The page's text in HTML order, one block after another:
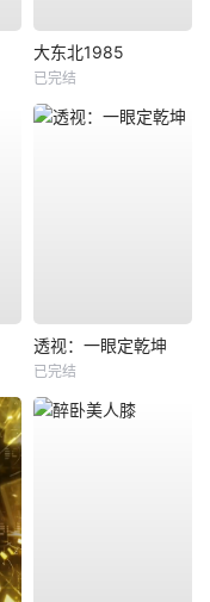
大东北1985
已完结
透视：一眼定乾坤
已完结